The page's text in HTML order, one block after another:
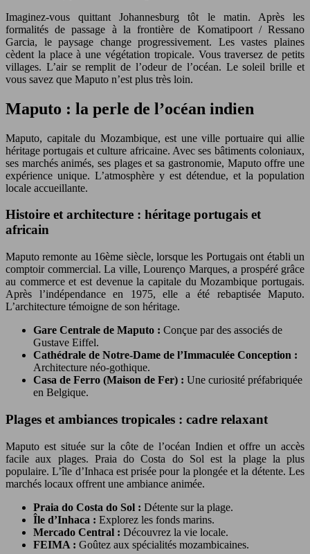
Imaginez-vous quittant Johannesburg tôt le matin. Après les
formalités de passage à la frontière de Komatipoort / Ressano
Garcia, le paysage change progressivement. Les vastes plaines
cèdent la place à une végétation tropicale. Vous traversez de petits
villages. L’air se remplit de l’odeur de l’océan. Le soleil brille et
vous savez que Maputo n’est plus très loin.
Maputo : la perle de l’océan indien
Maputo, capitale du Mozambique, est une ville portuaire qui allie
héritage portugais et culture africaine. Avec ses bâtiments coloniaux,
ses marchés animés, ses plages et sa gastronomie, Maputo offre une
expérience unique. L’atmosphère y est détendue, et la population
locale accueillante.
Histoire et architecture : héritage portugais et
africain
Maputo remonte au 16ème siècle, lorsque les Portugais ont établi un
comptoir commercial. La ville, Lourenço Marques, a prospéré grâce
au commerce et est devenue la capitale du Mozambique portugais.
Après l’indépendance en 1975, elle a été rebaptisée Maputo.
L’architecture témoigne de son héritage.
Gare Centrale de Maputo : Conçue par des associés de
Gustave Eiffel.
Cathédrale de Notre-Dame de l’Immaculée Conception :
Architecture néo-gothique.
Casa de Ferro (Maison de Fer) : Une curiosité préfabriquée
en Belgique.
Plages et ambiances tropicales : cadre relaxant
Maputo est située sur la côte de l’océan Indien et offre un accès
facile aux plages. Praia do Costa do Sol est la plage la plus
populaire. L’île d’Inhaca est prisée pour la plongée et la détente. Les
marchés locaux offrent une ambiance animée.
Praia do Costa do Sol : Détente sur la plage.
Île d’Inhaca : Explorez les fonds marins.
Mercado Central : Découvrez la vie locale.
FEIMA : Goûtez aux spécialités mozambicaines.